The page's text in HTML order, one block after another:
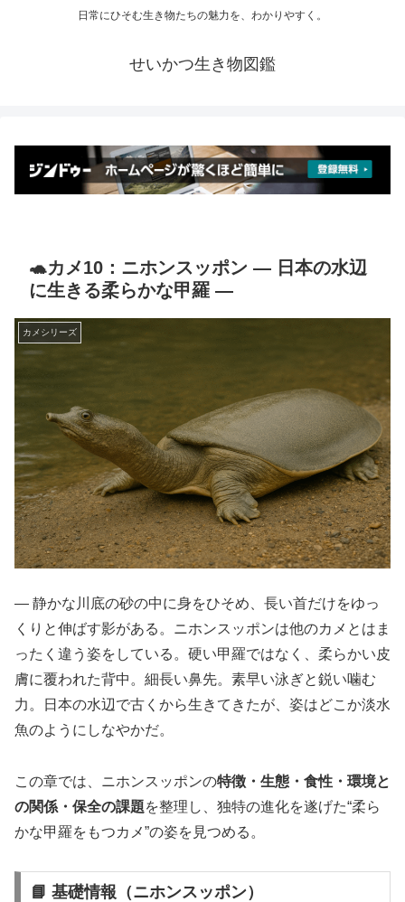
日常にひそむ生き物たちの魅力を、わかりやすく。
せいかつ生き物図鑑
🐢カメ10：ニホンスッポン ― 日本の水辺
に生きる柔らかな甲羅 ―
カメシリーズ
― 静かな川底の砂の中に身をひそめ、長い首だけをゆっ
くりと伸ばす影がある。ニホンスッポンは他のカメとはま
ったく違う姿をしている。硬い甲羅ではなく、柔らかい皮
膚に覆われた背中。細長い鼻先。素早い泳ぎと鋭い噛む
力。日本の水辺で古くから生きてきたが、姿はどこか淡水
魚のようにしなやかだ。
この章では、ニホンスッポンの特徴・生態・食性・環境と
の関係・保全の課題を整理し、独特の進化を遂げた“柔ら
かな甲羅をもつカメ”の姿を見つめる。
📘 基礎情報（ニホンスッポン）